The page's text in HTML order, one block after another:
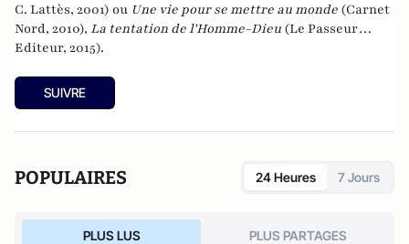
C. Lattès, 2001) ou Une vie pour se mettre au monde (Carnet
Nord, 2010), La tentation de l'Homme-Dieu (Le Passeur
Editeur, 2015).
SUIVRE
POPULAIRES 24 Heures 7 Jours
PLUS LUS PLUS PARTAGES